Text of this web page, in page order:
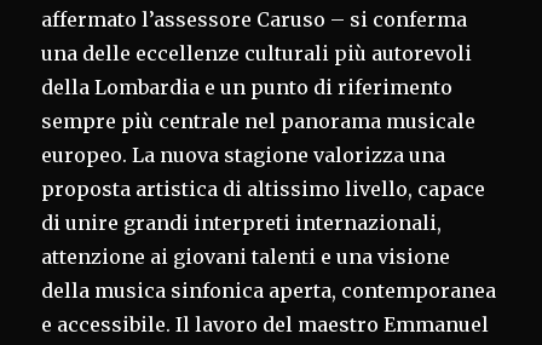
affermato l’assessore Caruso – si conferma
una delle eccellenze culturali più autorevoli
della Lombardia e un punto di riferimento
sempre più centrale nel panorama musicale
europeo. La nuova stagione valorizza una
proposta artistica di altissimo livello, capace
di unire grandi interpreti internazionali,
attenzione ai giovani talenti e una visione
della musica sinfonica aperta, contemporanea
e accessibile. Il lavoro del maestro Emmanuel